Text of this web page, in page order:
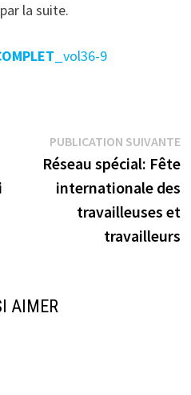
la suite.
_vol36-9
:
PUBLICATION SUIVANTE
Réseau spécial: Fête
internationale des
travailleuses et
travailleurs
AIMER